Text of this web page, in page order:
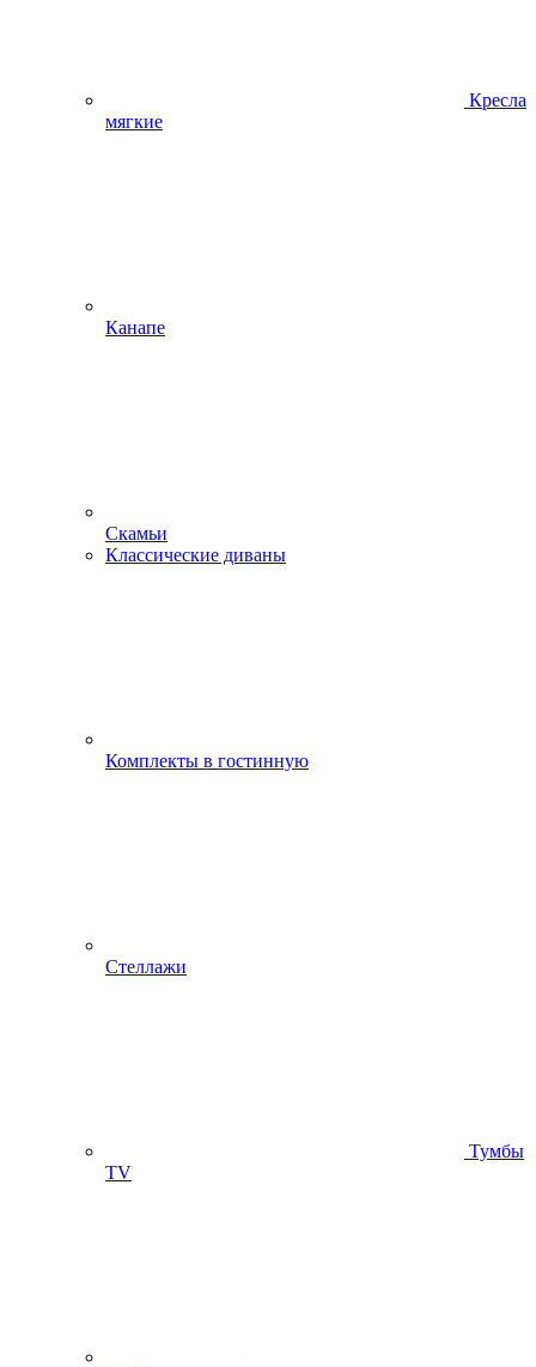
Кресла
мягкие
Канапе
Скамьи
Классические диваны
Комплекты в гостинную
Стеллажи
Тумбы
ТV